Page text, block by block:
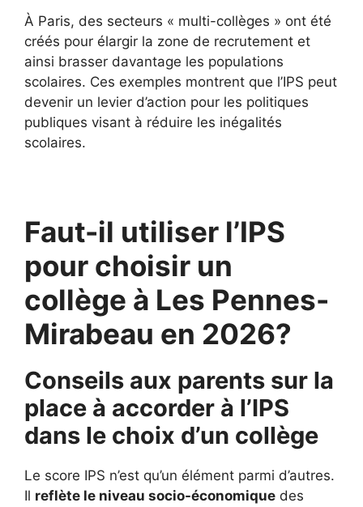
À Paris, des secteurs « multi-collèges » ont été
créés pour élargir la zone de recrutement et
ainsi brasser davantage les populations
scolaires. Ces exemples montrent que l’IPS peut
devenir un levier d’action pour les politiques
publiques visant à réduire les inégalités
scolaires.
Faut-il utiliser l’IPS
pour choisir un
collège à Les Pennes-
Mirabeau en 2026?
Conseils aux parents sur la
place à accorder à l’IPS
dans le choix d’un collège
Le score IPS n’est qu’un élément parmi d’autres.
Il reflète le niveau socio-économique des